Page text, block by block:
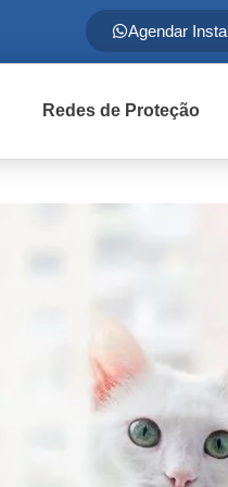
Agendar
Redes de Proteção